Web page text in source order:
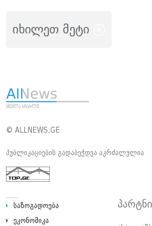
იხილეთ მეტი
© ALLNEWS.GE
პუბლიკაციების გადაბეჭდვა აკრძალულია
საზოგადოება
ეკონომიკა